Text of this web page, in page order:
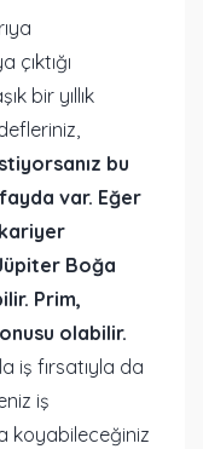
bir yıllık
bu
var. Eğer
Boğa
Prim,
olabilir.
iş fırsatıyla da
iş
koyabileceğiniz